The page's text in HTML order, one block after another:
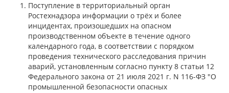
Поступление в территориальный орган
Ростехнадзора информации о трёх и более
инцидентах, произошедших на опасном
производственном объекте в течение одного
календарного года, в соответствии с порядком
проведения технического расследования причин
аварий, установленным согласно пункту 8 статьи 12
Федерального закона от 21 июля 2021 г. N 116-ФЗ "О
промышленной безопасности опасных